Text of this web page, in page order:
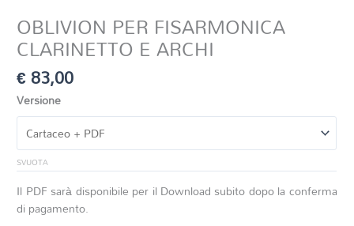
OBLIVION PER FISARMONICA
CLARINETTO E ARCHI
€83,00
Versione
SVUOTA
Il PDF sarà disponibile per il Download subito dopo la conferma
di pagamento.